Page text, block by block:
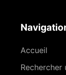
Accueil
Rechercher